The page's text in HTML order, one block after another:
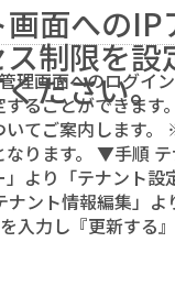
面へのIP
制限を設
ださい。
理画面へのログイ
ることができます
いてご案内します
なります。 ▼手順
」より「テナント設
ント情報編集」よ
入力し『更新する